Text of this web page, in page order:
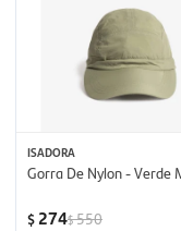
ISADORA
Gorra De Nylon - Verde
$274$550